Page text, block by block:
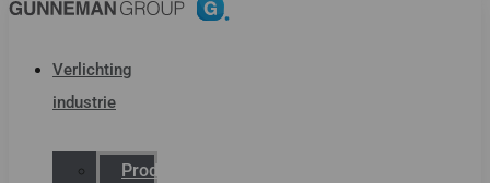
Verlichting
industrie
Productcatalogus